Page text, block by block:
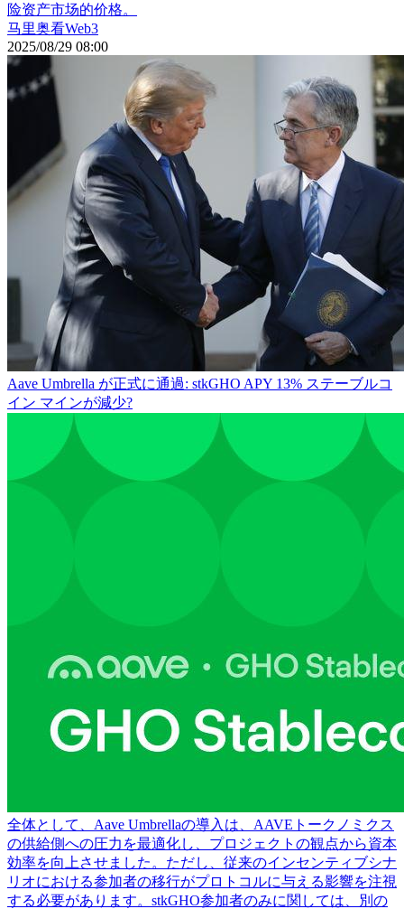
险资产市场的价格。
马里奥看Web3
2025/08/29 08:00
Aave Umbrella が正式に通過: stkGHO APY 13% ステーブルコ
イン マインが減少?
全体として、Aave Umbrellaの導入は、AAVEトークノミクス
の供給側への圧力を最適化し、プロジェクトの観点から資本
効率を向上させました。ただし、従来のインセンティブシナ
リオにおける参加者の移行がプロトコルに与える影響を注視
する必要があります。stkGHO参加者のみに関しては、別の